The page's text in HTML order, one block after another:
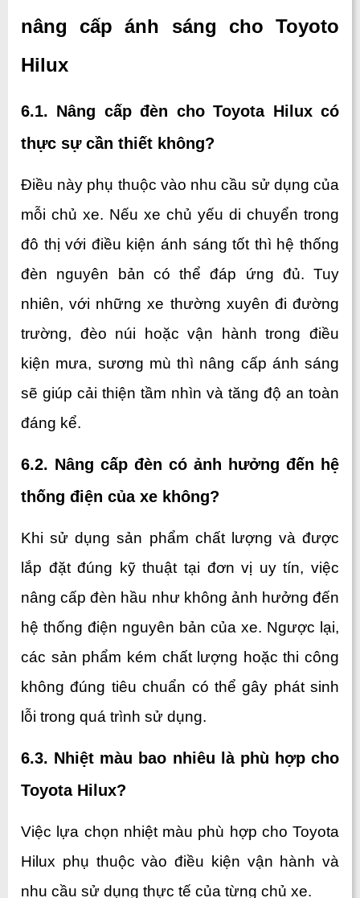
nâng cấp ánh sáng cho Toyoto
Hilux
6.1. Nâng cấp đèn cho Toyota Hilux có
thực sự cần thiết không?
Điều này phụ thuộc vào nhu cầu sử dụng của
mỗi chủ xe. Nếu xe chủ yếu di chuyển trong
đô thị với điều kiện ánh sáng tốt thì hệ thống
đèn nguyên bản có thể đáp ứng đủ. Tuy
nhiên, với những xe thường xuyên đi đường
trường, đèo núi hoặc vận hành trong điều
kiện mưa, sương mù thì nâng cấp ánh sáng
sẽ giúp cải thiện tầm nhìn và tăng độ an toàn
đáng kể.
6.2. Nâng cấp đèn có ảnh hưởng đến hệ
thống điện của xe không?
Khi sử dụng sản phẩm chất lượng và được
lắp đặt đúng kỹ thuật tại đơn vị uy tín, việc
nâng cấp đèn hầu như không ảnh hưởng đến
hệ thống điện nguyên bản của xe. Ngược lại,
các sản phẩm kém chất lượng hoặc thi công
không đúng tiêu chuẩn có thể gây phát sinh
lỗi trong quá trình sử dụng.
6.3. Nhiệt màu bao nhiêu là phù hợp cho
Toyota Hilux?
Việc lựa chọn nhiệt màu phù hợp cho Toyota
Hilux phụ thuộc vào điều kiện vận hành và
nhu cầu sử dụng thực tế của từng chủ xe.